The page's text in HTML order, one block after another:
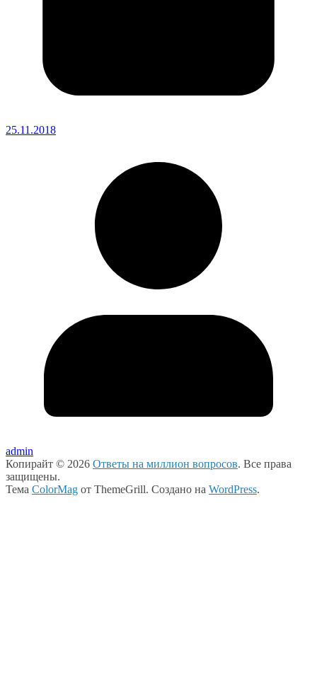
25.11.2018
admin
Копирайт © 2026 Ответы на миллион вопросов. Все права
защищены.
Тема ColorMag от ThemeGrill. Создано на WordPress.